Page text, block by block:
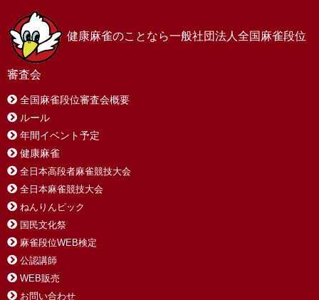
健康麻雀のことなら一般社団法人全国麻雀段位
審査会
全国麻雀段位審査会概要
ルール
年間イベント予定
健康麻雀
全日本高段者麻雀競技大会
全日本麻雀競技大会
ねんりんピック
国民文化祭
麻雀段位WEB検定
公認講師
WEB販売
お問い合わせ